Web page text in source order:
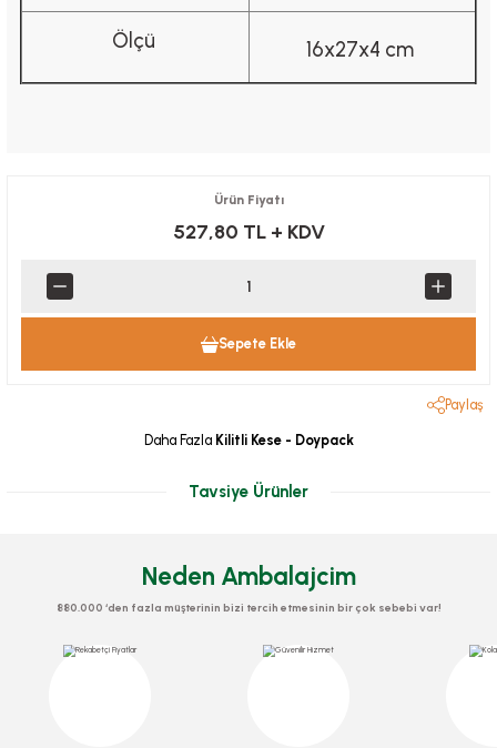
Ölçü 16x27x4 cm
Ürün Fiyatı
527,80 TL + KDV
Sepete Ekle
Paylaş
Daha Fazla Kilitli Kese - Doypack
Tavsiye Ürünler
Neden Ambalajcim
880.000 ‘den fazla müşterinin bizi tercih etmesinin bir çok sebebi var!